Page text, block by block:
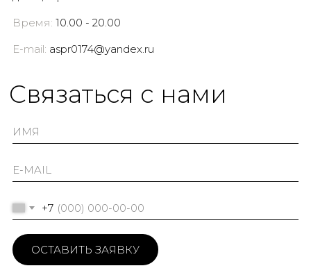
Время: 10.00 - 20.00
E-mail: aspr0174@yandex.ru
Cвязаться с нами
+7
ОСТАВИТЬ ЗАЯВКУ